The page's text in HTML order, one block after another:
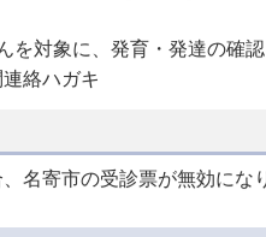
を対象に、発育・発達の確認
絡ハガキ
名寄市の受診票が無効にな